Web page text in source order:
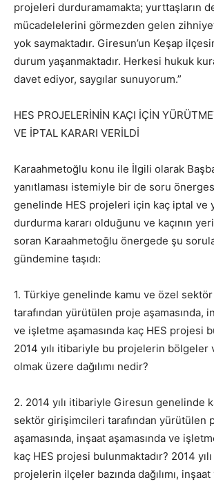
projeleri durduramamakta; yurttaşların
mücadelelerini görmezden gelen zihniyet
yok saymaktadır. Giresun’un Keşap
durum yaşanmaktadır. Herkesi hukuk
davet ediyor, saygılar sunuyorum.”
HES PROJELERİNİN KAÇI İÇİN
VE İPTAL KARARI VERİLDİ
Karaahmetoğlu konu ile İlgili olarak
yanıtlaması istemiyle bir de soru
genelinde HES projeleri için kaç iptal ve
durdurma kararı olduğunu ve kaçının
soran Karaahmetoğlu önergede şu
gündemine taşıdı:
1. Türkiye genelinde kamu ve özel
tarafından yürütülen proje aşamasında,
ve işletme aşamasında kaç HES projesi
2014 yılı itibariyle bu projelerin bölgeler
olmak üzere dağılımı nedir?
2. 2014 yılı itibariyle Giresun genelinde
sektör girişimcileri tarafından yürütülen
aşamasında, inşaat aşamasında ve
kaç HES projesi bulunmaktadır? 2014
projelerin ilçeler bazında dağılımı,